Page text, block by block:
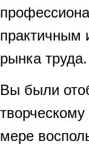
практичным
рынка труда.
Вы были
мере